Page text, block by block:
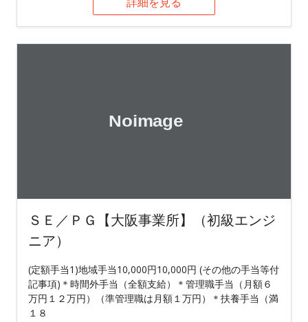
ＳＥ／ＰＧ【大阪事業所】（初級エンジ
ニア）
(定額手当1)地域手当10,000円10,000円 (その他の手当等付
記事項)＊時間外手当（全額支給）＊管理職手当（月額６
万円１２万円）（準管理職は月額１万円）＊扶養手当（満
１８